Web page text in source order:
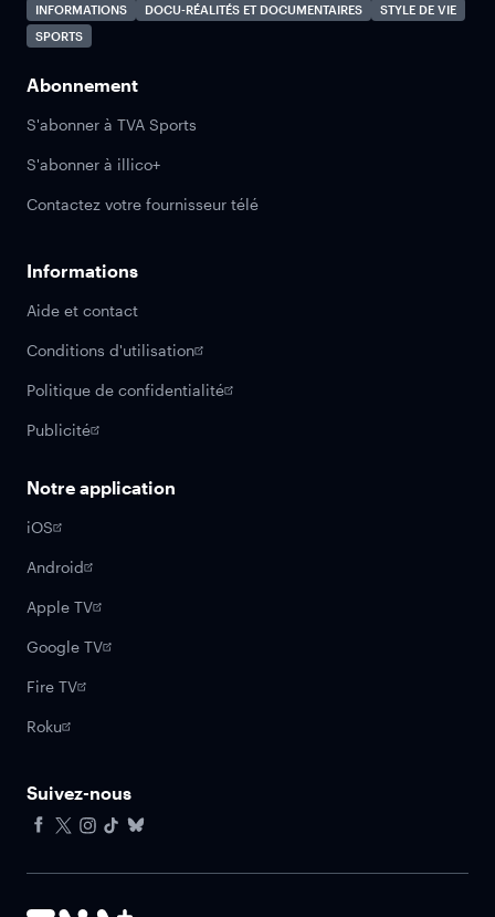
INFORMATIONS
DOCU-RÉALITÉS ET DOCUMENTAIRES
STYLE DE VIE
SPORTS
Abonnement
S'abonner à TVA Sports
S'abonner à illico+
Contactez votre fournisseur télé
Informations
Aide et contact
Conditions d'utilisation
Politique de confidentialité
Publicité
Notre application
iOS
Android
Apple TV
Google TV
Fire TV
Roku
Suivez-nous